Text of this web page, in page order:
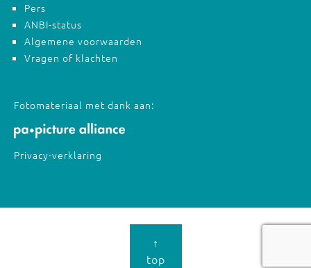
Pers
ANBI-status
Algemene voorwaarden
Vragen of klachten
Fotomateriaal met dank aan:
Privacy-verklaring
↑
top